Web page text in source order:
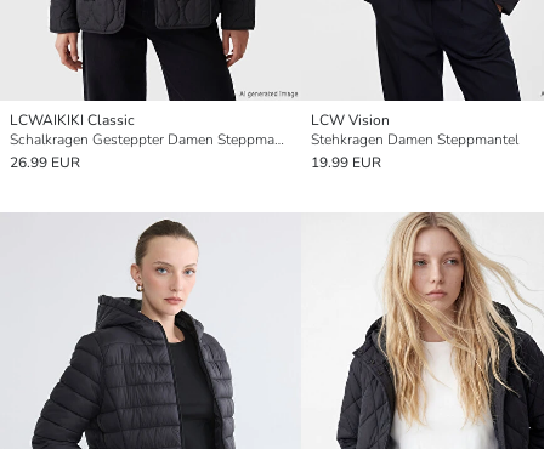
LCWAIKIKI Classic
Schalkragen Gesteppter Damen Steppmantel
26.99 EUR
LCW Vision
Stehkragen Damen Steppmantel
19.99 EUR